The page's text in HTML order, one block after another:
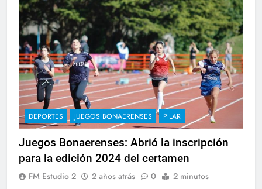
DEPORTES JUEGOS BONAERENSES PILAR
Juegos Bonaerenses: Abrió la inscripción
para la edición 2024 del certamen
FM Estudio 2 2 años atrás 0 2 minutos